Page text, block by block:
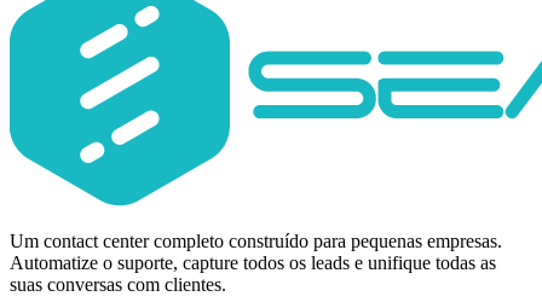
Um contact center completo construído para pequenas empresas.
Automatize o suporte, capture todos os leads e unifique todas as
suas conversas com clientes.